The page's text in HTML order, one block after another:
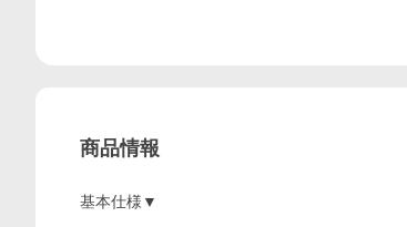
商品情報
基本仕様▼